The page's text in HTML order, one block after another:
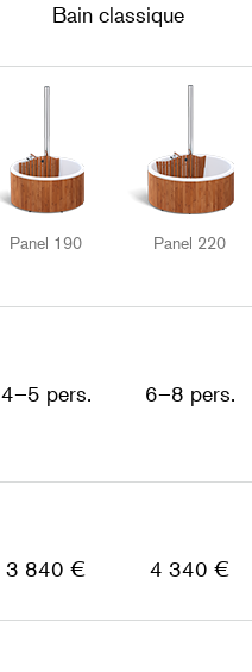
Bain classique
Panel 190
Panel 220
4–5 pers. 6–8 pers.
3 840 € 4 340 €